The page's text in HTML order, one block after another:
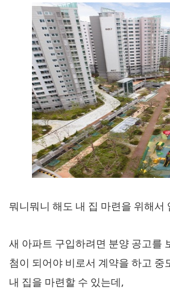
뭐니뭐니 해도 내 집 마련을 위해서
새 아파트 구입하려면 분양 공고를
첨이 되어야 비로서 계약을 하고 중
내 집을 마련할 수 있는데,